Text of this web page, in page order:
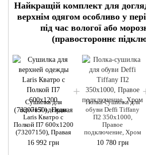
Найкращій комплект для
верхнім одягом особливо у
під час вологої або
(правостороннє
Сушилка для
верхней одежды
Laris Кватро с
Полкой П7 600x1200
(73207150), Правая
16 992 грн
Полка-сушилка для
обуви Deffi Tiffany
П2 350x1000,
Правое
подключение, Хром
10 780 грн